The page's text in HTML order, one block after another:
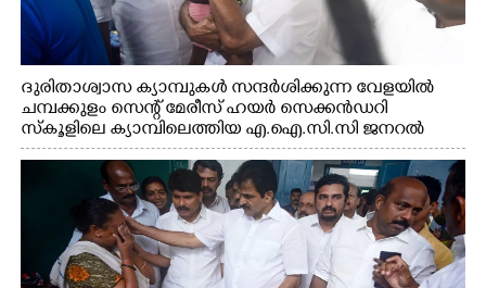
ദുരിതാശ്വാസ ക്യാമ്പുകൾ സന്ദർശിക്കുന്ന വേളയിൽ
ചമ്പക്കുളം സെന്റ് മേരീസ് ഹയർ സെക്കൻഡറി
സ്കൂളിലെ ക്യാമ്പിലെത്തിയ എ.ഐ.സി.സി ജനറൽ
സെക്രട്ടറി കെ.സി വേണുഗോപാൽ എം.പി കുരുന്നിനെ
എടുത്ത് ലാളിച്ചപ്പോൾ. സഹകരണ-എക്സൈസ്
വകുപ്പ് മന്ത്രി എം. ലിജു, കൃഷിവകുപ്പ് മന്ത്രി ടി. സിദ്ദിഖ്,
റെജി ചെറിയാൻ എം. എൽ. എ എന്നിവർ സമീപം